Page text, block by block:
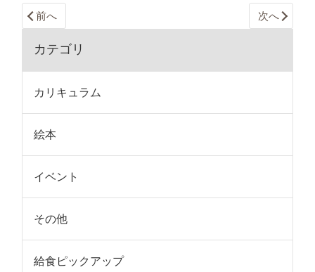
前へ 次へ
カテゴリ
カリキュラム
絵本
イベント
その他
給食ピックアップ